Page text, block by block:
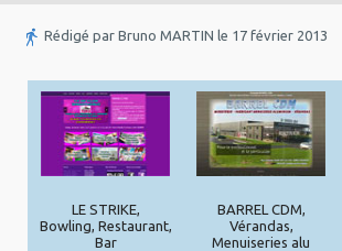
Rédigé par Bruno MARTIN le 17 février 2013
LE STRIKE,
Bowling, Restaurant,
Bar
BARREL CDM,
Vérandas,
Menuiseries alu